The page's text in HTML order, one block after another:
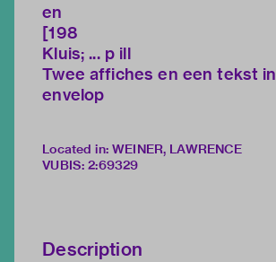
en
[198
Kluis; ... p ill
Twee affiches en een tekst in
envelop
Located in: WEINER, LAWRENCE
VUBIS: 2:69329
Description